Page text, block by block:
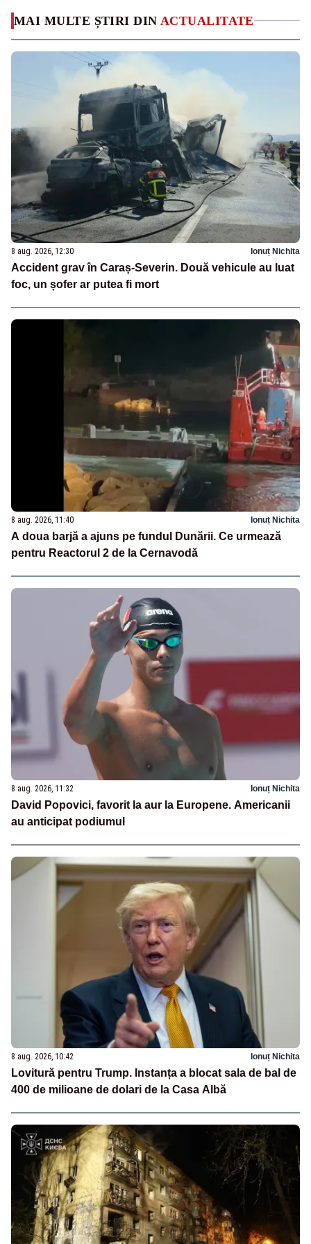
MAI MULTE ȘTIRI DIN ACTUALITATE
8 aug. 2026, 12:30 Ionuț Nichita
Accident grav în Caraș-Severin. Două vehicule au luat
foc, un șofer ar putea fi mort
8 aug. 2026, 11:40 Ionuț Nichita
A doua barjă a ajuns pe fundul Dunării. Ce urmează
pentru Reactorul 2 de la Cernavodă
8 aug. 2026, 11:32 Ionuț Nichita
David Popovici, favorit la aur la Europene. Americanii
au anticipat podiumul
8 aug. 2026, 10:42 Ionuț Nichita
Lovitură pentru Trump. Instanța a blocat sala de bal de
400 de milioane de dolari de la Casa Albă